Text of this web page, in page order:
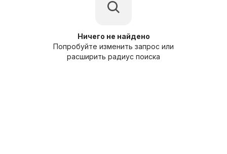
Ничего не найдено
Попробуйте изменить запрос или
расширить радиус поиска